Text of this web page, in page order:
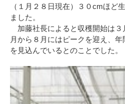
（１月２８日現在）３０cmほど
ました。
加藤社長によると収穫開始は３
月から８月にはピークを迎え、
を見込んでいるとのことでした